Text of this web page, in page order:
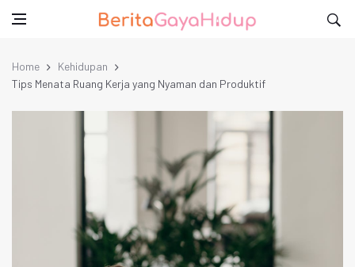
Home
Kehidupan
Tips Menata Ruang Kerja yang Nyaman dan Produktif